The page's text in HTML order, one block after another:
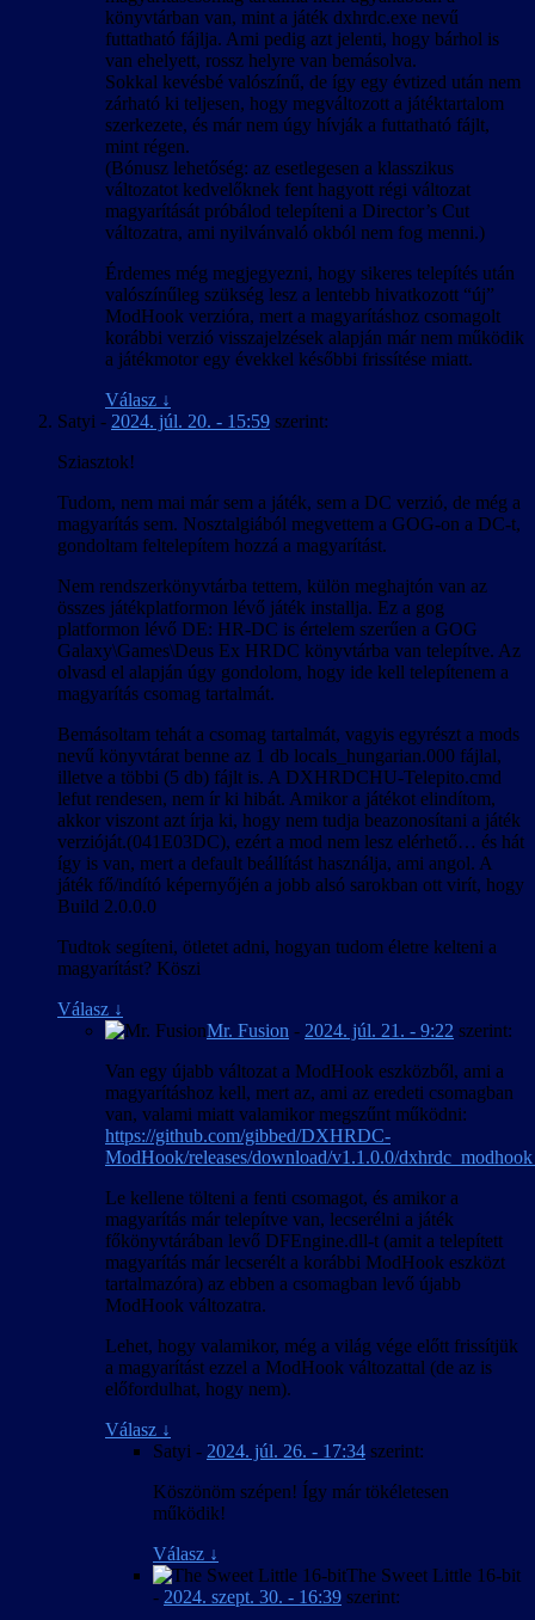
könyvtárban van, mint a játék dxhrdc.exe nevű
futtatható fájlja. Ami pedig azt jelenti, hogy bárhol is
van ehelyett, rossz helyre van bemásolva.
Sokkal kevésbé valószínű, de így egy évtized után nem
zárható ki teljesen, hogy megváltozott a játéktartalom
szerkezete, és már nem úgy hívják a futtatható fájlt,
mint régen.
(Bónusz lehetőség: az esetlegesen a klasszikus
változatot kedvelőknek fent hagyott régi változat
magyarítását próbálod telepíteni a Director’s Cut
változatra, ami nyilvánvaló okból nem fog menni.)
Érdemes még megjegyezni, hogy sikeres telepítés után
valószínűleg szükség lesz a lentebb hivatkozott “új”
ModHook verzióra, mert a magyarításhoz csomagolt
korábbi verzió visszajelzések alapján már nem működik
a játékmotor egy évekkel későbbi frissítése miatt.
Válasz ↓
Satyi - 2024. júl. 20. - 15:59 szerint:
Sziasztok!
Tudom, nem mai már sem a játék, sem a DC verzió, de még a
magyarítás sem. Nosztalgiából megvettem a GOG-on a DC-t,
gondoltam feltelepítem hozzá a magyarítást.
Nem rendszerkönyvtárba tettem, külön meghajtón van az
összes játékplatformon lévő játék installja. Ez a gog
platformon lévő DE: HR-DC is értelem szerűen a GOG
Galaxy\Games\Deus Ex HRDC könyvtárba van telepítve. Az
olvasd el alapján úgy gondolom, hogy ide kell telepítenem a
magyarítás csomag tartalmát.
Bemásoltam tehát a csomag tartalmát, vagyis egyrészt a mods
nevű könyvtárat benne az 1 db locals_hungarian.000 fájlal,
illetve a többi (5 db) fájlt is. A DXHRDCHU-Telepito.cmd
lefut rendesen, nem ír ki hibát. Amikor a játékot elindítom,
akkor viszont azt írja ki, hogy nem tudja beazonosítani a játék
verzióját.(041E03DC), ezért a mod nem lesz elérhető… és hát
így is van, mert a default beállítást használja, ami angol. A
játék fő/indító képernyőjén a jobb alsó sarokban ott virít, hogy
Build 2.0.0.0
Tudtok segíteni, ötletet adni, hogyan tudom életre kelteni a
magyarítást? Köszi
Válasz ↓
Mr. Fusion - 2024. júl. 21. - 9:22 szerint:
Van egy újabb változat a ModHook eszközből, ami a
magyarításhoz kell, mert az, ami az eredeti csomagban
van, valami miatt valamikor megszűnt működni:
https://github.com/gibbed/DXHRDC-
ModHook/releases/download/v1.1.0.0/
Le kellene tölteni a fenti csomagot, és amikor a
magyarítás már telepítve van, lecserélni a játék
főkönyvtárában levő DFEngine.dll-t (amit a telepített
magyarítás már lecserélt a korábbi ModHook eszközt
tartalmazóra) az ebben a csomagban levő újabb
ModHook változatra.
Lehet, hogy valamikor, még a világ vége előtt frissítjük
a magyarítást ezzel a ModHook változattal (de az is
előfordulhat, hogy nem).
Válasz ↓
Satyi - 2024. júl. 26. - 17:34 szerint:
Köszönöm szépen! Így már tökéletesen
működik!
Válasz ↓
The Sweet Little 16-bit
- 2024. szept. 30. - 16:39 szerint: